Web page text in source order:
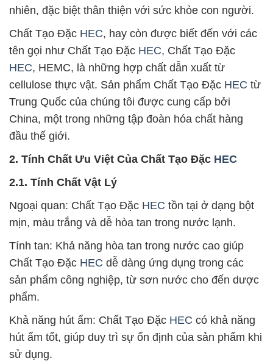
nhiên, đặc biệt thân thiện với sức khỏe con người.
Chất Tạo Đặc HEC, hay còn được biết đến với các
tên gọi như Chất Tạo Đặc HEC, Chất Tạo Đặc
HEC, HEMC, là những hợp chất dẫn xuất từ
cellulose thực vật. Sản phẩm Chất Tạo Đặc HEC từ
Trung Quốc của chúng tôi được cung cấp bởi
China, một trong những tập đoàn hóa chất hàng
đầu thế giới.
2. Tính Chất Ưu Việt Của Chất Tạo Đặc HEC
2.1. Tính Chất Vật Lý
Ngoại quan: Chất Tạo Đặc HEC tồn tại ở dạng bột
mịn, màu trắng và dễ hòa tan trong nước lạnh.
Tính tan: Khả năng hòa tan trong nước cao giúp
Chất Tạo Đặc HEC dễ dàng ứng dụng trong các
sản phẩm công nghiệp, từ sơn nước cho đến dược
phẩm.
Khả năng hút ẩm: Chất Tạo Đặc HEC có khả năng
hút ẩm tốt, giúp duy trì sự ổn định của sản phẩm khi
sử dụng.